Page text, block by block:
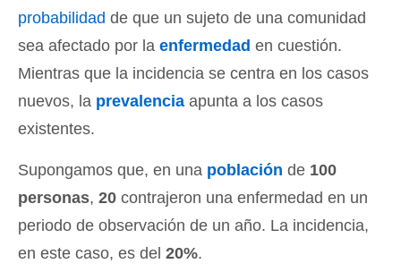
probabilidad de que un sujeto de una comunidad
sea afectado por la enfermedad en cuestión.
Mientras que la incidencia se centra en los casos
nuevos, la prevalencia apunta a los casos
existentes.
Supongamos que, en una población de 100
personas, 20 contrajeron una enfermedad en un
periodo de observación de un año. La incidencia,
en este caso, es del 20%.